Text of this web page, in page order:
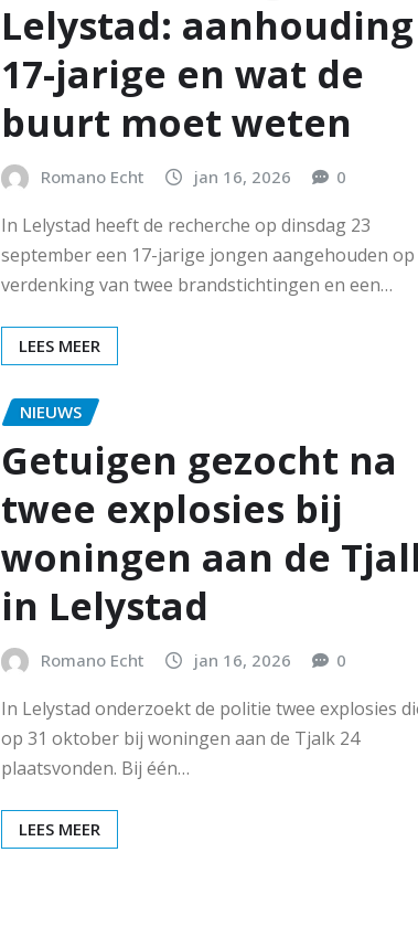
Lelystad: aanhouding
17-jarige en wat de
buurt moet weten
Romano Echt jan 16, 2026 0
In Lelystad heeft de recherche op dinsdag 23
september een 17-jarige jongen aangehouden op
verdenking van twee brandstichtingen en een…
LEES MEER
NIEUWS
Getuigen gezocht na
twee explosies bij
woningen aan de
in Lelystad
Romano Echt jan 16, 2026 0
In Lelystad onderzoekt de politie twee explosies
op 31 oktober bij woningen aan de Tjalk 24
plaatsvonden. Bij één…
LEES MEER